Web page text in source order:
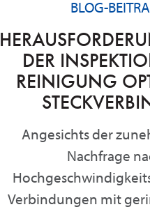
BLOG-
DER
REINIGUNG
Angesichts der
Nachfrage
Verbindungen mit